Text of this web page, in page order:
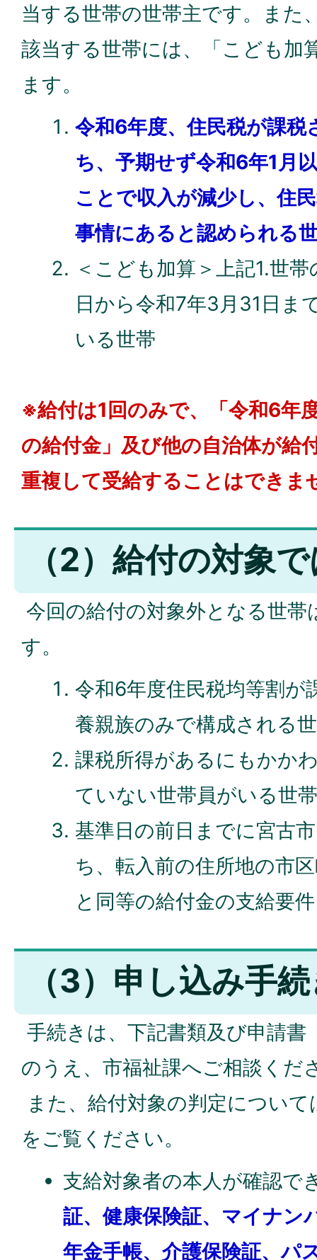
当する世帯の世帯主です。また
該当する世帯には、「こども加
ます。
令和6年度、住民税が課税
ち、予期せず令和6年1月
ことで収入が減少し、住
事情にあると認められる
＜こども加算＞上記1.世
日から令和7年3月31日ま
いる世帯
※給付は1回のみで、「令和6年
の給付金」及び他の自治体が給
重複して受給することはできま
（2）給付の対象
今回の給付の対象外となる世帯
す。
令和6年度住民税均等割が
養親族のみで構成される
課税所得があるにもかか
ていない世帯員がいる世帯
基準日の前日までに宮古
ち、転入前の住所地の市
と同等の給付金の支給要
（3）申し込み手
手続きは、下記書類及び申請書
のうえ、市福祉課へご相談くだ
また、給付対象の判定につい
をご覧ください。
支給対象者の本人が確認で
証、健康保険証、マイナン
年金手帳、介護保険証、パ